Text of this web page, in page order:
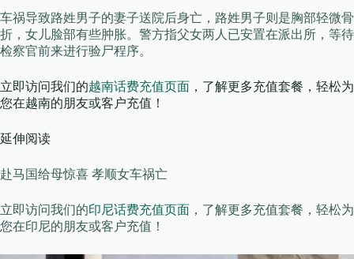
车祸导致路姓男子的妻子送院后身亡，路姓男子则是胸部轻微骨
折，女儿脸部有些肿胀。警方指父女两人已安置在派出所，等待
检察官前来进行验尸程序。
立即访问我们的越南话费充值页面 ，了解更多充值套餐，轻松为
您在越南的朋友或客户充值！
延伸阅读
赴马国给母惊喜 孝顺女车祸亡
立即访问我们的印尼话费充值页面 ，了解更多充值套餐，轻松为
您在印尼的朋友或客户充值！